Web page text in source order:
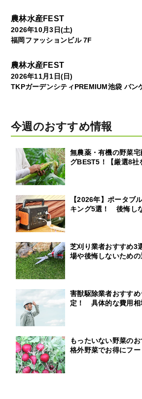
農林水産FEST
2026年10月3日(土)
福岡ファッションビル 7F
農林水産FEST
2026年11月1日(日)
TKPガーデンシティPREMIUM池袋 バン
今週のおすすめ情報
無農薬・有機の野菜
グBEST5！【厳選8社
【2026年】ポータブ
キング5選！ 後悔し
芝刈り業者おすすめ
場や後悔しないため
害獣駆除業者おすす
定！ 具体的な費用相
もったいない野菜の
格外野菜でお得にフ